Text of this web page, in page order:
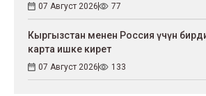
07 Август 2026 77
Кыргызстан менен Россия үчүн
карта ишке кирет
07 Август 2026 133